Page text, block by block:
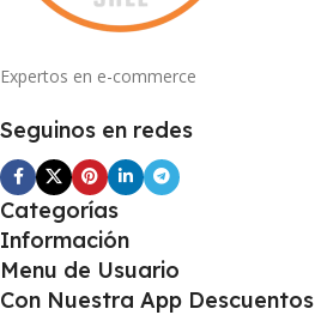
Expertos en e-commerce
Seguinos en redes
Categorías
Información
Menu de Usuario
Con Nuestra App Descuentos